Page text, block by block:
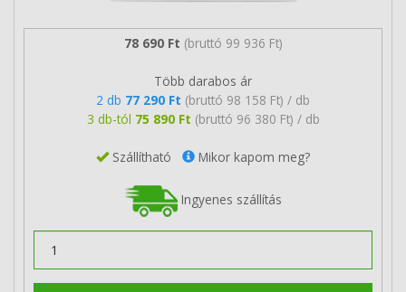
78 690 Ft (bruttó 99 936 Ft)
Több darabos ár
2 db 77 290 Ft (bruttó 98 158 Ft) / db
3 db-tól 75 890 Ft (bruttó 96 380 Ft) / db
Szállítható Mikor kapom meg?
Ingyenes szállítás